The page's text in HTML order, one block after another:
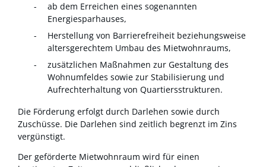
ab dem Erreichen eines sogenannten
Energiesparhauses,
Herstellung von Barrierefreiheit beziehungsweise
altersgerechtem Umbau des Mietwohnraums,
zusätzlichen Maßnahmen zur Gestaltung des
Wohnumfeldes sowie zur Stabilisierung und
Aufrechterhaltung von Quartiersstrukturen.
Die Förderung erfolgt durch Darlehen sowie durch
Zuschüsse. Die Darlehen sind zeitlich begrenzt im Zins
vergünstigt.
Der geförderte Mietwohnraum wird für einen